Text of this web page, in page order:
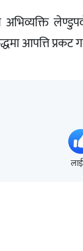
अभिव्यक्ति
आपत्ति प्रकट